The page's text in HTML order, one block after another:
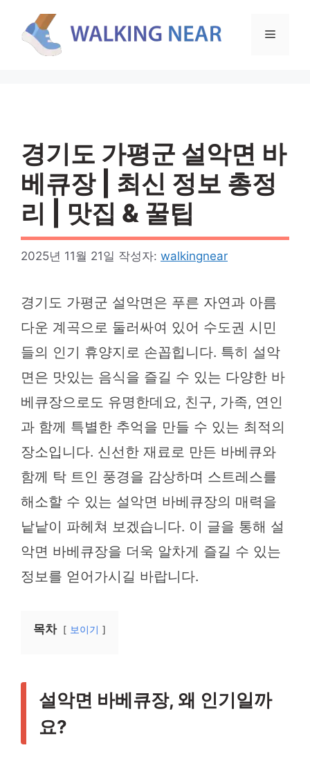
메
경기도 가평군 설악면 바
베큐장 | 최신 정보 총정
리 | 맛집 & 꿀팁
2025년 11월 21일 작성자: walkingnear
경기도 가평군 설악면은 푸른 자연과 아름
다운 계곡으로 둘러싸여 있어 수도권 시민
들의 인기 휴양지로 손꼽힙니다. 특히 설악
면은 맛있는 음식을 즐길 수 있는 다양한 바
베큐장으로도 유명한데요, 친구, 가족, 연인
과 함께 특별한 추억을 만들 수 있는 최적의
장소입니다. 신선한 재료로 만든 바베큐와
함께 탁 트인 풍경을 감상하며 스트레스를
해소할 수 있는 설악면 바베큐장의 매력을
낱낱이 파헤쳐 보겠습니다. 이 글을 통해 설
악면 바베큐장을 더욱 알차게 즐길 수 있는
정보를 얻어가시길 바랍니다.
목차 보이기
설악면 바베큐장, 왜 인기일까
요?